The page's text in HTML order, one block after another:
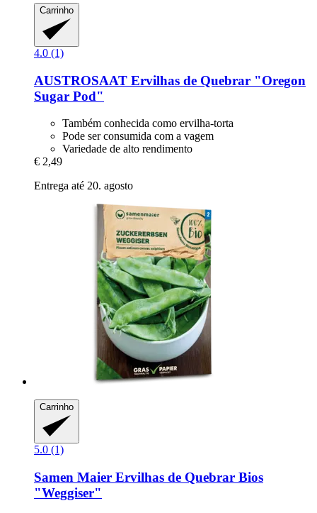
Carrinho
4.0 (1)
AUSTROSAAT Ervilhas de Quebrar "Oregon
Sugar Pod"
Também conhecida como ervilha-torta
Pode ser consumida com a vagem
Variedade de alto rendimento
€ 2,49
Entrega até 20. agosto
Carrinho
5.0 (1)
Samen Maier Ervilhas de Quebrar Bios
"Weggiser"